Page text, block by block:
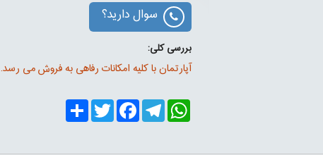
سوال دارید؟
بررسی کلی:
آپارتمان با کلیه امکانات رفاهی به فروش می رسد.
ShareTwitter
FacebookTelegramWhatsApp